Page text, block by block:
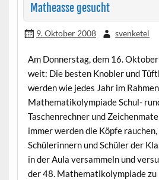
Matheasse gesucht
9. Oktober 2008 svenketel
Am Donnerstag, dem 16.
weit: Die besten Knobler und
werden wie jedes Jahr im
Mathematikolympiade Schul-
Taschenrechner und
immer werden die Köpfe
Schülerinnern und Schüler der
in der Aula versammeln und
der 48. Mathematikolympiade zu